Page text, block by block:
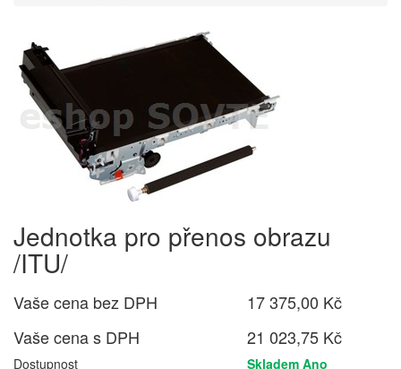
Jednotka pro přenos obrazu
/ITU/
Vaše cena bez DPH
17 375,00 Kč
Vaše cena s DPH
21 023,75 Kč
Dostupnost
Skladem Ano